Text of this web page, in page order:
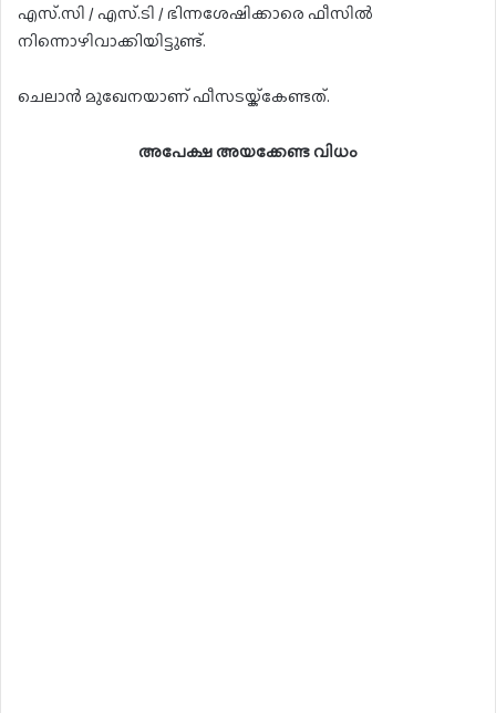
എസ്.സി / എസ്.ടി / ഭിന്നശേഷിക്കാരെ ഫീസിൽ
നിന്നൊഴിവാക്കിയിട്ടുണ്ട്.
ചെലാൻ മുഖേനയാണ് ഫീസടയ്ക്കേണ്ടത്.
അപേക്ഷ അയക്കേണ്ട വിധം